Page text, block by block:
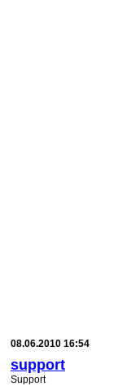
08.06.2010 16:54
support
Support